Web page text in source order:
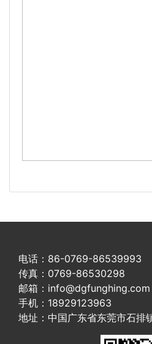
电话：86-0769-86539993
传真：0769-86530298
邮箱：info@dgfunghing.com
手机：18929123963
地址：中国广东省东莞市石排